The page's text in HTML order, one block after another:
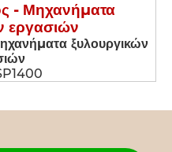
- Μηχανήματα
εργασιών
ξυλουργικών